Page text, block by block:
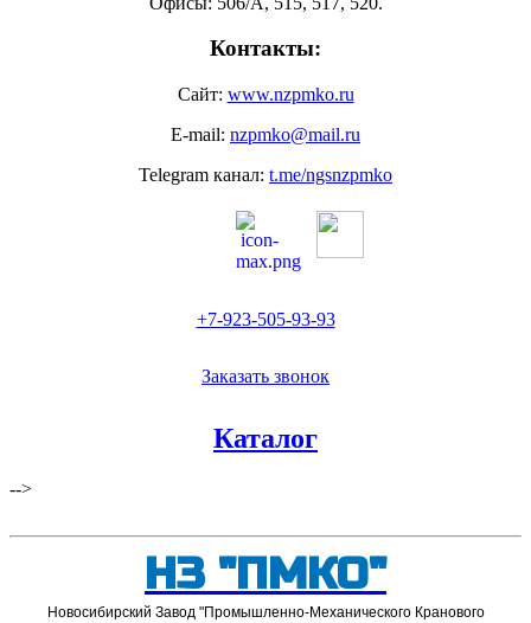
Контакты:
Сайт: www.nzpmko.ru
E-mail: nzpmko@mail.ru
Telegram канал: t.me/ngsnzpmko
+7-923-505-93-93
Заказать звонок
Каталог
-->
НЗ "ПМКО"
Новосибирский Завод "Промышленно-Механического Кранового